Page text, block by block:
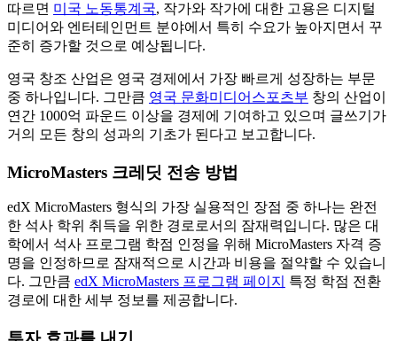
따르면 미국 노동통계국, 작가와 작가에 대한 고용은 디지털
미디어와 엔터테인먼트 분야에서 특히 수요가 높아지면서 꾸
준히 증가할 것으로 예상됩니다.
영국 창조 산업은 영국 경제에서 가장 빠르게 성장하는 부문
중 하나입니다. 그만큼 영국 문화미디어스포츠부 창의 산업이
연간 1000억 파운드 이상을 경제에 기여하고 있으며 글쓰기가
거의 모든 창의 성과의 기초가 된다고 보고합니다.
MicroMasters 크레딧 전송 방법
edX MicroMasters 형식의 가장 실용적인 장점 중 하나는 완전
한 석사 학위 취득을 위한 경로로서의 잠재력입니다. 많은 대
학에서 석사 프로그램 학점 인정을 위해 MicroMasters 자격 증
명을 인정하므로 잠재적으로 시간과 비용을 절약할 수 있습니
다. 그만큼 edX MicroMasters 프로그램 페이지
특정 학점 전환
경로에 대한 세부 정보를 제공합니다.